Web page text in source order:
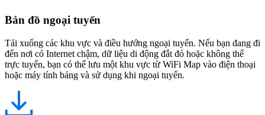
Bản đồ ngoại tuyến
Tải xuống các khu vực và điều hướng ngoại tuyến. Nếu bạn đang đi
đến nơi có Internet chậm, dữ liệu di động đắt đỏ hoặc không thể
trực tuyến, bạn có thể lưu một khu vực từ WiFi Map vào điện thoại
hoặc máy tính bảng và sử dụng khi ngoại tuyến.